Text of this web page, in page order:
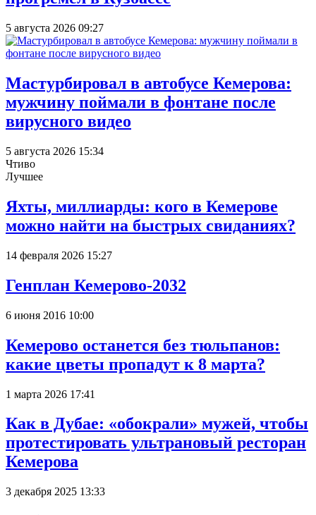
5 августа 2026 09:27
Мастурбировал в автобусе Кемерова:
мужчину поймали в фонтане после
вирусного видео
5 августа 2026 15:34
Чтиво
Лучшее
Яхты, миллиарды: кого в Кемерове
можно найти на быстрых свиданиях?
14 февраля 2026 15:27
Генплан Кемерово-2032
6 июня 2016 10:00
Кемерово останется без тюльпанов:
какие цветы пропадут к 8 марта?
1 марта 2026 17:41
Как в Дубае: «обокрали» мужей, чтобы
протестировать ультрановый ресторан
Кемерова
3 декабря 2025 13:33